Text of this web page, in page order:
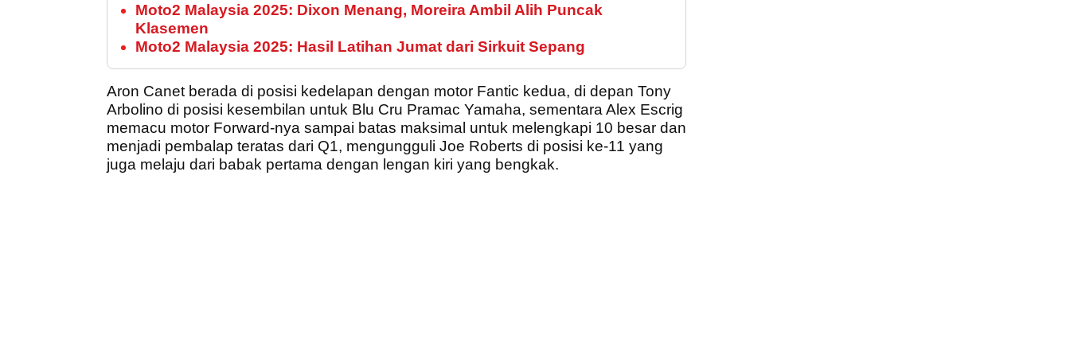
Moto2 Malaysia 2025: Dixon Menang, Moreira Ambil Alih Puncak
Klasemen
Moto2 Malaysia 2025: Hasil Latihan Jumat dari Sirkuit Sepang
Aron Canet berada di posisi kedelapan dengan motor Fantic kedua, di depan Tony
Arbolino di posisi kesembilan untuk Blu Cru Pramac Yamaha, sementara Alex Escrig
memacu motor Forward-nya sampai batas maksimal untuk melengkapi 10 besar dan
menjadi pembalap teratas dari Q1, mengungguli Joe Roberts di posisi ke-11 yang
juga melaju dari babak pertama dengan lengan kiri yang bengkak.